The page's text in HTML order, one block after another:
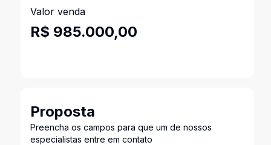
Valor venda
R$ 985.000,00
Proposta
Preencha os campos para que um de nossos
especialistas entre em contato